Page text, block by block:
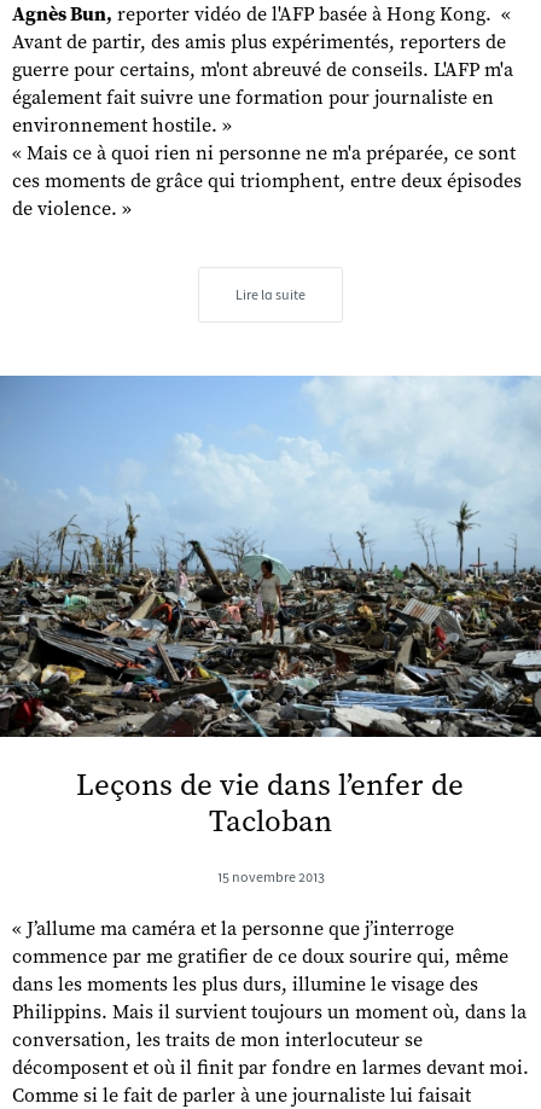
Agnès Bun, reporter vidéo de l'AFP basée à Hong Kong. «
Avant de partir, des amis plus expérimentés, reporters de
guerre pour certains, m'ont abreuvé de conseils. L'AFP m'a
également fait suivre une formation pour journaliste en
environnement hostile. »
« Mais ce à quoi rien ni personne ne m'a préparée, ce sont
ces moments de grâce qui triomphent, entre deux épisodes
de violence. »
Lire la suite
Leçons de vie dans l’enfer de
Tacloban
15 novembre 2013
« J’allume ma caméra et la personne que j’interroge
commence par me gratifier de ce doux sourire qui, même
dans les moments les plus durs, illumine le visage des
Philippins. Mais il survient toujours un moment où, dans la
conversation, les traits de mon interlocuteur se
décomposent et où il finit par fondre en larmes devant moi.
Comme si le fait de parler à une journaliste lui faisait